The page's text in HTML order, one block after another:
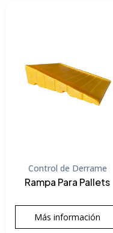
Control de Derrame
Rampa Para Pallets
Más información